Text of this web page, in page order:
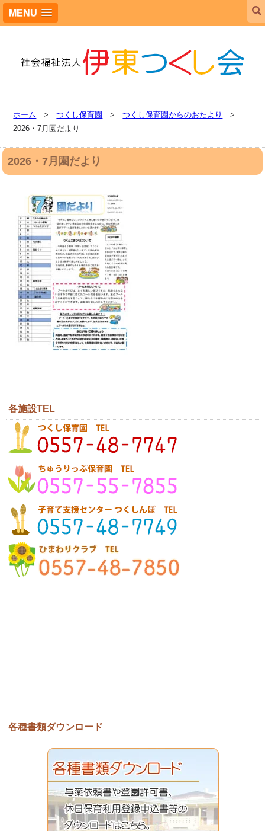
MENU
ホーム >つくし保育園 >つくし保育園からのおたより
>
2026・7月園だより
2026・7月園だより
各施設TEL
各種書類ダウンロード